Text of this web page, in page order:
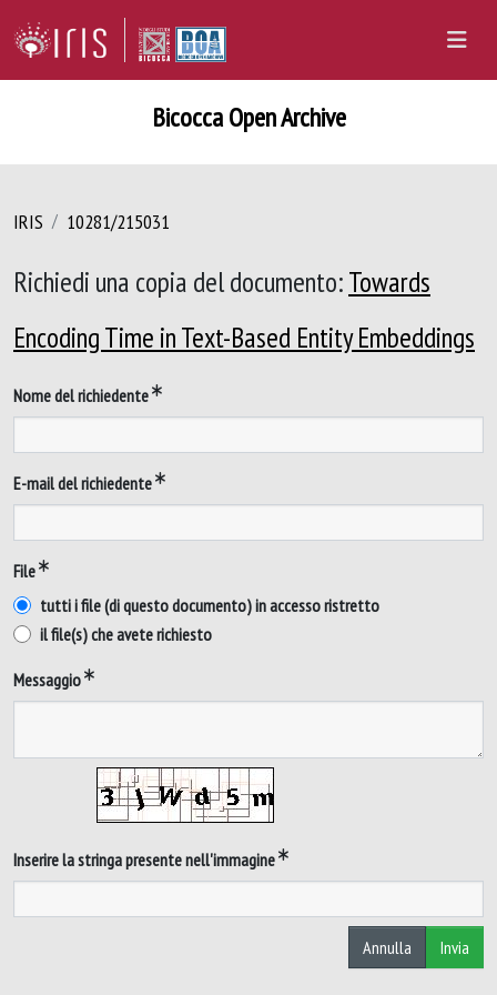
Bicocca Open Archive
IRIS 10281/215031
Richiedi una copia del documento:Towards
Encoding Time in Text-Based Entity Embeddings
Nome del richiedente
E-mail del richiedente
File
tutti i file (di questo documento) in accesso ristretto
il file(s) che avete richiesto
Messaggio
Inserire la stringa presente nell'immagine
Annulla Invia